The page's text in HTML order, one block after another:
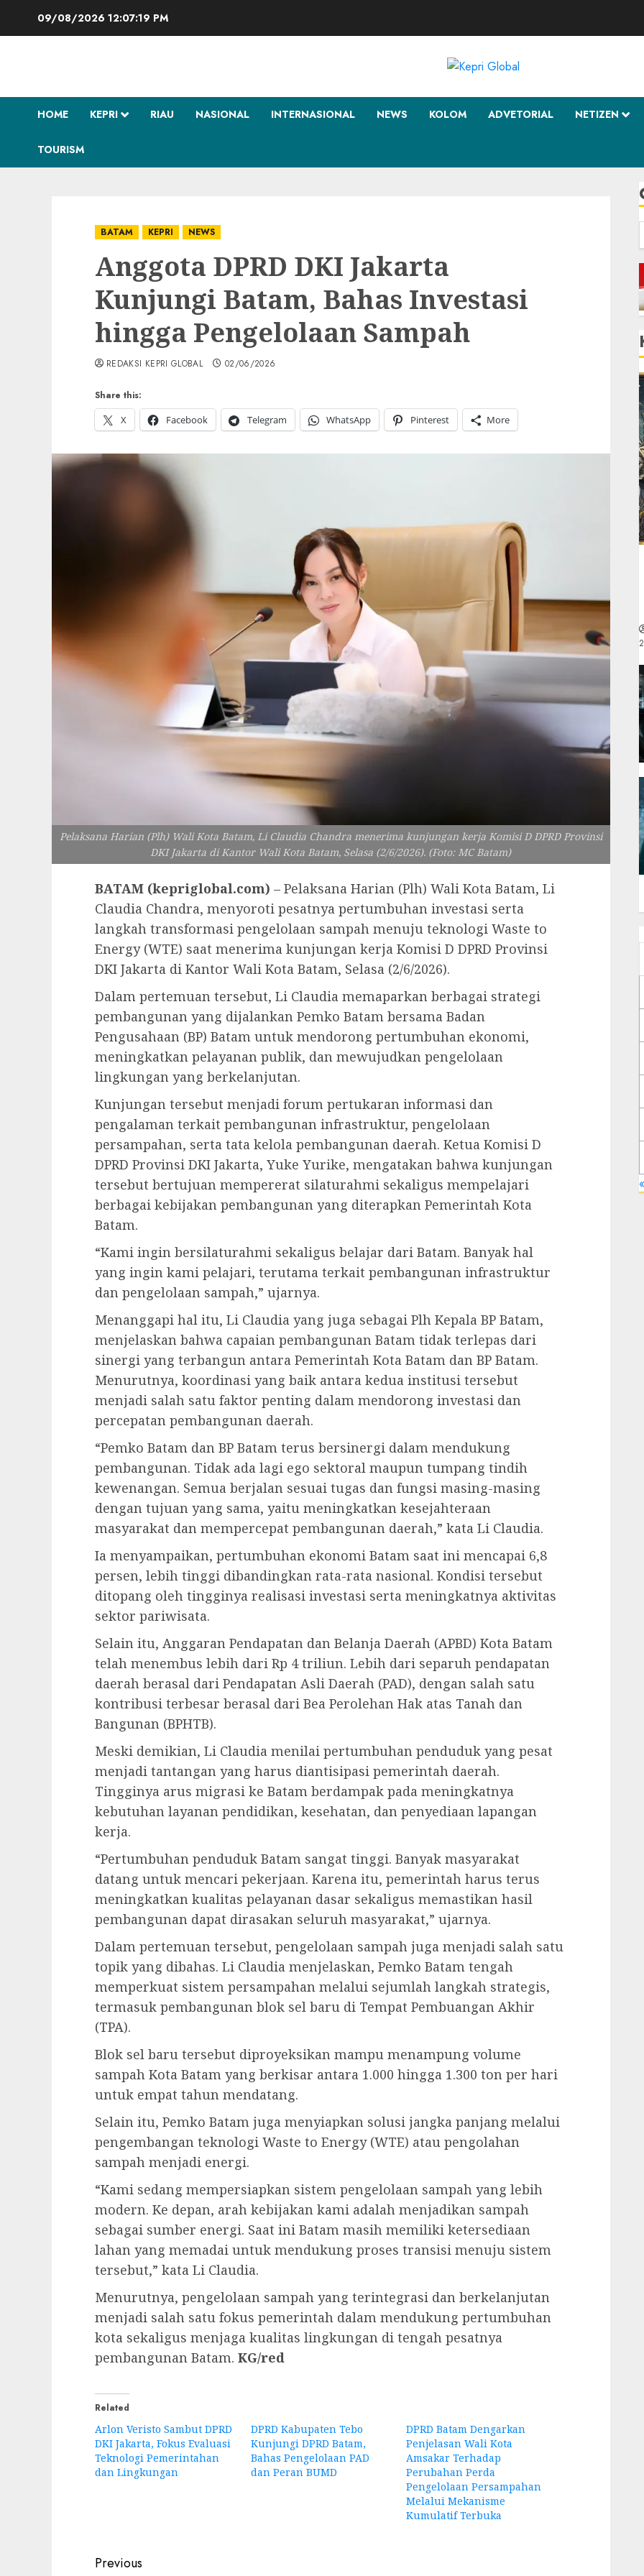
09/08/2026 12:07:20 PM
HOME KEPRI RIAU NASIONAL INTERNASIONAL NEWS KOLOM ADVETORIAL NETIZEN
TOURISM
BATAM KEPRI NEWS
Anggota DPRD DKI Jakarta
Kunjungi Batam, Bahas Investasi
hingga Pengelolaan Sampah
Share this:
X
Facebook Telegram WhatsApp Pinterest More
REDAKSI KEPRI GLOBAL 02/06/2026
Pelaksana Harian (Plh) Wali Kota Batam, Li Claudia Chandra menerima kunjungan kerja Komisi D DPRD Provinsi
DKI Jakarta di Kantor Wali Kota Batam, Selasa (2/6/2026). (Foto: MC Batam)
BATAM (kepriglobal.com) – Pelaksana Harian (Plh) Wali Kota Batam, Li
Claudia Chandra, menyoroti pesatnya pertumbuhan investasi serta
langkah transformasi pengelolaan sampah menuju teknologi Waste to
Energy (WTE) saat menerima kunjungan kerja Komisi D DPRD Provinsi
DKI Jakarta di Kantor Wali Kota Batam, Selasa (2/6/2026).
Dalam pertemuan tersebut, Li Claudia memaparkan berbagai strategi
pembangunan yang dijalankan Pemko Batam bersama Badan
Pengusahaan (BP) Batam untuk mendorong pertumbuhan ekonomi,
meningkatkan pelayanan publik, dan mewujudkan pengelolaan
lingkungan yang berkelanjutan.
Kunjungan tersebut menjadi forum pertukaran informasi dan
pengalaman terkait pembangunan infrastruktur, pengelolaan
persampahan, serta tata kelola pembangunan daerah. Ketua Komisi D
DPRD Provinsi DKI Jakarta, Yuke Yurike, mengatakan bahwa kunjungan
tersebut bertujuan mempererat silaturahmi sekaligus mempelajari
berbagai kebijakan pembangunan yang diterapkan Pemerintah Kota
Batam.
“Kami ingin bersilaturahmi sekaligus belajar dari Batam. Banyak hal
yang ingin kami pelajari, terutama terkait pembangunan infrastruktur
dan pengelolaan sampah,” ujarnya.
Menanggapi hal itu, Li Claudia yang juga sebagai Plh Kepala BP Batam,
menjelaskan bahwa capaian pembangunan Batam tidak terlepas dari
sinergi yang terbangun antara Pemerintah Kota Batam dan BP Batam.
Menurutnya, koordinasi yang baik antara kedua institusi tersebut
menjadi salah satu faktor penting dalam mendorong investasi dan
percepatan pembangunan daerah.
“Pemko Batam dan BP Batam terus bersinergi dalam mendukung
pembangunan. Tidak ada lagi ego sektoral maupun tumpang tindih
kewenangan. Semua berjalan sesuai tugas dan fungsi masing-masing
dengan tujuan yang sama, yaitu meningkatkan kesejahteraan
masyarakat dan mempercepat pembangunan daerah,” kata Li Claudia.
Ia menyampaikan, pertumbuhan ekonomi Batam saat ini mencapai 6,8
persen, lebih tinggi dibandingkan rata-rata nasional. Kondisi tersebut
ditopang oleh tingginya realisasi investasi serta meningkatnya aktivitas
sektor pariwisata.
Selain itu, Anggaran Pendapatan dan Belanja Daerah (APBD) Kota Batam
telah menembus lebih dari Rp 4 triliun. Lebih dari separuh pendapatan
daerah berasal dari Pendapatan Asli Daerah (PAD), dengan salah satu
kontribusi terbesar berasal dari Bea Perolehan Hak atas Tanah dan
Bangunan (BPHTB).
Meski demikian, Li Claudia menilai pertumbuhan penduduk yang pesat
menjadi tantangan yang harus diantisipasi pemerintah daerah.
Tingginya arus migrasi ke Batam berdampak pada meningkatnya
kebutuhan layanan pendidikan, kesehatan, dan penyediaan lapangan
kerja.
“Pertumbuhan penduduk Batam sangat tinggi. Banyak masyarakat
datang untuk mencari pekerjaan. Karena itu, pemerintah harus terus
meningkatkan kualitas pelayanan dasar sekaligus memastikan hasil
pembangunan dapat dirasakan seluruh masyarakat,” ujarnya.
Dalam pertemuan tersebut, pengelolaan sampah juga menjadi salah satu
topik yang dibahas. Li Claudia menjelaskan, Pemko Batam tengah
memperkuat sistem persampahan melalui sejumlah langkah strategis,
termasuk pembangunan blok sel baru di Tempat Pembuangan Akhir
(TPA).
Blok sel baru tersebut diproyeksikan mampu menampung volume
sampah Kota Batam yang berkisar antara 1.000 hingga 1.300 ton per hari
untuk empat tahun mendatang.
Selain itu, Pemko Batam juga menyiapkan solusi jangka panjang melalui
pengembangan teknologi Waste to Energy (WTE) atau pengolahan
sampah menjadi energi.
“Kami sedang mempersiapkan sistem pengelolaan sampah yang lebih
modern. Ke depan, arah kebijakan kami adalah menjadikan sampah
sebagai sumber energi. Saat ini Batam masih memiliki ketersediaan
lahan yang memadai untuk mendukung proses transisi menuju sistem
tersebut,” kata Li Claudia.
Menurutnya, pengelolaan sampah yang terintegrasi dan berkelanjutan
menjadi salah satu fokus pemerintah dalam mendukung pertumbuhan
kota sekaligus menjaga kualitas lingkungan di tengah pesatnya
pembangunan Batam. KG/red
Related
Arlon Veristo Sambut DPRD
DKI Jakarta, Fokus Evaluasi
Teknologi Pemerintahan
dan Lingkungan
DPRD Kabupaten Tebo
Kunjungi DPRD Batam,
Bahas Pengelolaan PAD
dan Peran BUMD
DPRD Batam Dengarkan
Penjelasan Wali Kota
Amsakar Terhadap
Perubahan Perda
Pengelolaan Persampahan
Melalui Mekanisme
Kumulatif Terbuka
Post
Previous